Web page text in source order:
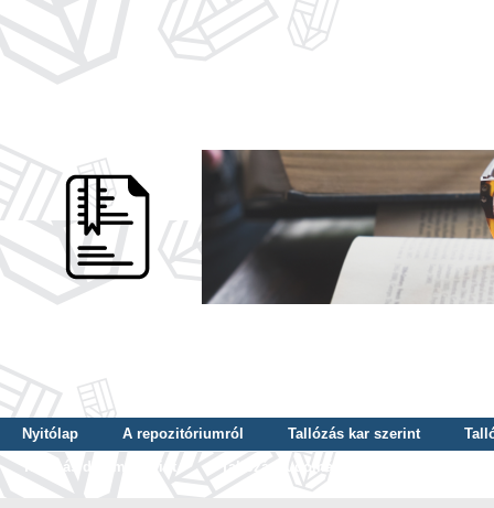
Nyitólap A repozitóriumról Tallózás kar szerint
Tallózás dátum szerint
Tallózás tudományterület szerint